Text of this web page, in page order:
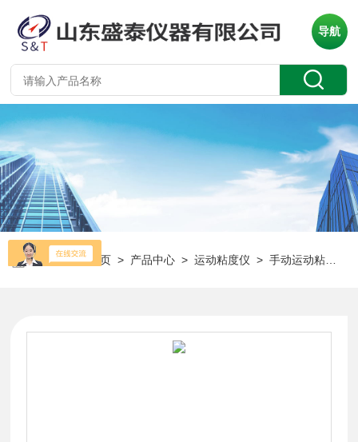
导航
当前位置：首页 > 产品中心 >运动粘度仪 >手动运动粘度测定仪